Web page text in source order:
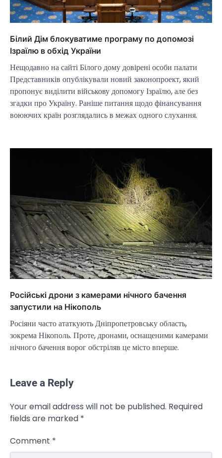
Білий Дім блокуватиме програму по допомозі
Ізраїлю в обхід України
Нещодавно на сайті Білого дому довірені особи палати
Представників опублікували новий законопроект, який
пропонує виділити військову допомогу Ізраїлю, але без
згадки про Україну. Раніше питання щодо фінансування
воюючих країн розглядались в межах одного слухання.
Російські дрони з камерами нічного бачення
запустили на Нікополь
Росіяни часто ататкують Дніпропетровську область,
зокрема Нікополь. Проте, дронами, оснащеними камерами
нічного бачення ворог обстріляв це місто вперше.
Leave a Reply
Your email address will not be published. Required
fields are marked *
Comment *
NEWS